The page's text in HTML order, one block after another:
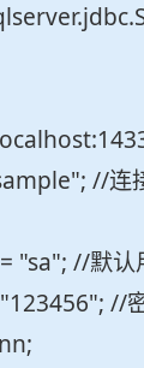
//连
"sa"; //默认
//